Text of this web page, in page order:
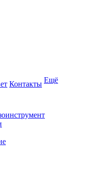
Контакты Ещё